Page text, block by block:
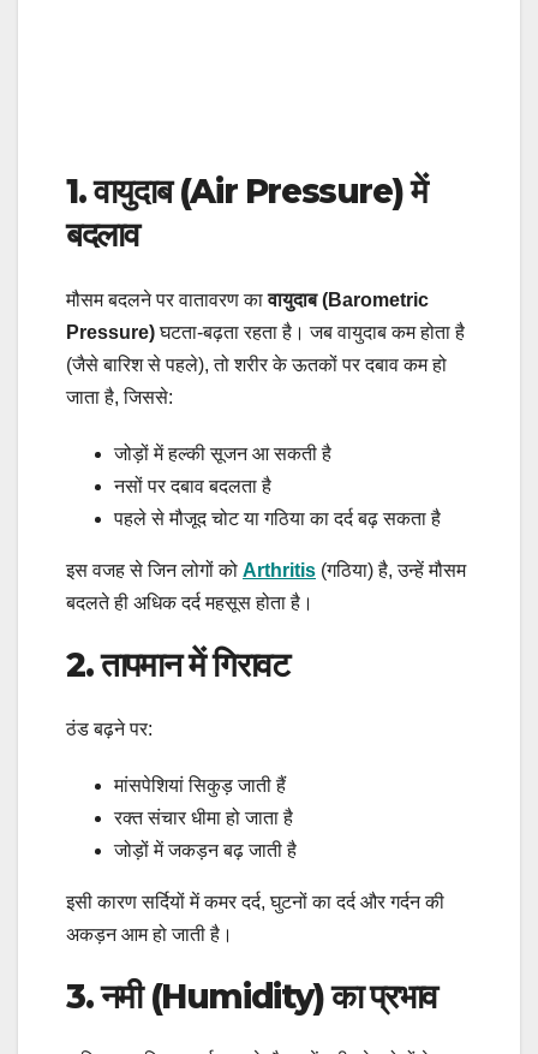
1. वायुदाब (Air Pressure) में
बदलाव
मौसम बदलने पर वातावरण कावायुदाब (Barometric
Pressure)घटता-बढ़ता रहता है। जब वायुदाब कम होता है
(जैसे बारिश से पहले), तो शरीर के ऊतकों पर दबाव कम हो
जाता है, जिससे:
जोड़ों में हल्की सूजन आ सकती है
नसों पर दबाव बदलता है
पहले से मौजूद चोट या गठिया का दर्द बढ़ सकता है
इस वजह से जिन लोगों को Arthritis (गठिया) है, उन्हें मौसम
बदलते ही अधिक दर्द महसूस होता है।
2. तापमान में गिरावट
ठंड बढ़ने पर:
मांसपेशियां सिकुड़ जाती हैं
रक्त संचार धीमा हो जाता है
जोड़ों में जकड़न बढ़ जाती है
इसी कारण सर्दियों में कमर दर्द, घुटनों का दर्द और गर्दन की
अकड़न आम हो जाती है।
3. नमी (Humidity) का प्रभाव